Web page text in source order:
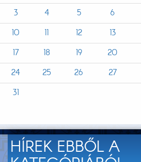
3
4 5 6
10
11 12 13
17
18 19 20
24
25 26 27
31
HÍREK EBBŐL A